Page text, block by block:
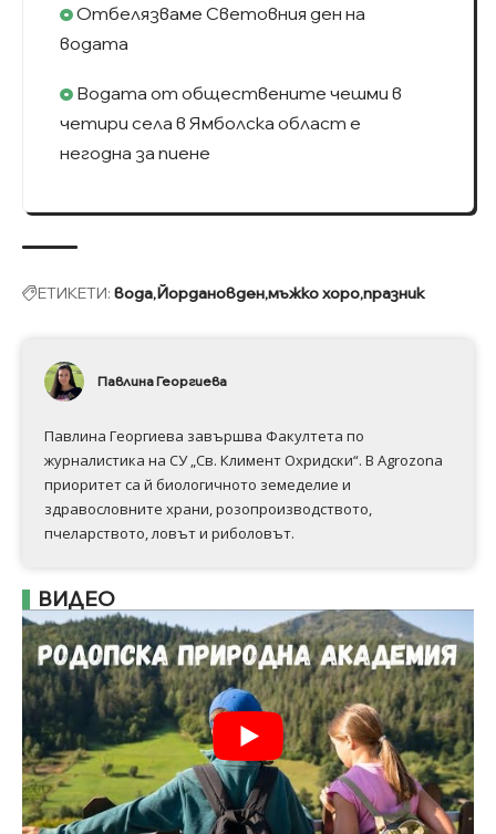
Отбелязваме Световния ден на
водата
Водата от обществените чешми в
четири села в Ямболска област е
негодна за пиене
ЕТИКЕТИ: вода Йордановденмъжко хоропразник
Павлина Георгиева
Павлина Георгиева завършва Факултета по
журналистика на СУ „Св. Климент Охридски“. В Аgrozona
приоритет са й биологичното земеделие и
здравословните храни, розопроизводството,
пчеларството, ловът и риболовът.
ВИДЕО